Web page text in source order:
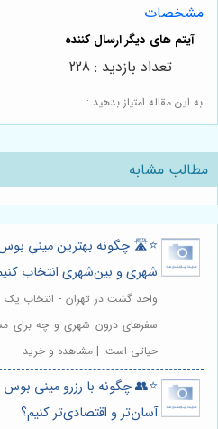
مشخصات
به این مقاله امتیاز بدهید :
تعداد بازدید : 228
مطالب مشابه
⭐️🛣️ چگونه بهترین مینی
شهری و بین‌شهری انتخاب
واحد گشت در تهران - انتخاب
سفرهای درون شهری و چه برای
حیاتی است. | مشاهده و خرید
⭐️👥 چگونه با رزرو مینی
آسان‌تر و اقتصادی‌تر کنیم؟